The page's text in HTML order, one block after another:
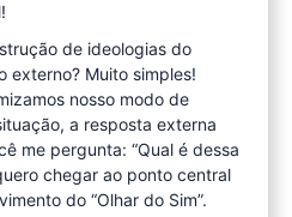
de ideologias do
externo? Muito simples!
nosso modo de
a resposta externa
me pergunta: “Qual é dessa
chegar ao ponto central
do “Olhar do Sim”.